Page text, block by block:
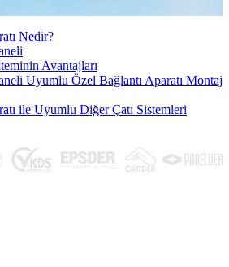
Nedir?
Avantajları
Uyumlu Özel Bağlantı Aparatı Montaj
ile Uyumlu Diğer Çatı Sistemleri